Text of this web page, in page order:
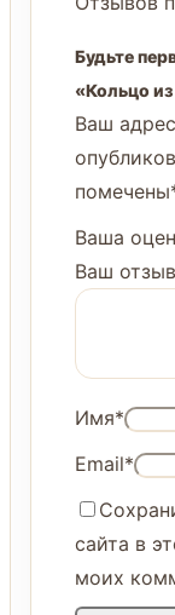
Будьте
«Кольцо
Ваш
помечены
Ваша
Ваш отзыв
Имя*
Email*
сайта в
моих